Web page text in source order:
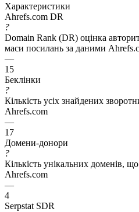
Характеристики
Ahrefs.com DR
?
Domain Rank (DR) оцінка
маси посилань за даними
—
15
Беклінки
?
Кількість усіх знайдених
Ahrefs.com
—
17
Домени-донори
?
Кількість унікальних доменів,
Ahrefs.com
—
4
Serpstat SDR